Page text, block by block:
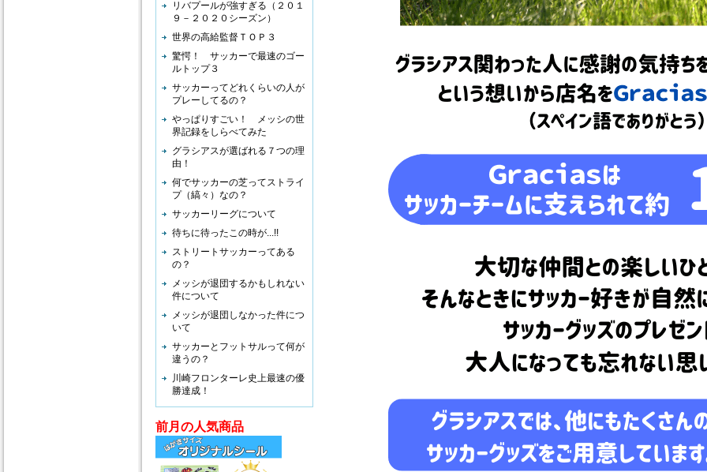
リバプールが強すぎる（２０１
９－２０２０シーズン）
世界の高給監督ＴＯＰ３
驚愕！ サッカーで最速のゴー
ルトップ３
サッカーってどれくらいの人が
プレーしてるの？
やっぱりすごい！ メッシの世
界記録をしらべてみた
グラシアスが選ばれる７つの理
由！
何でサッカーの芝ってストライ
プ（縞々）なの？
サッカーリーグについて
待ちに待ったこの時が...!!
ストリートサッカーってある
の？
メッシが退団するかもしれない
件について
メッシが退団しなかった件につ
いて
サッカーとフットサルって何が
違うの？
川崎フロンターレ史上最速の優
勝達成！
前月の人気商品